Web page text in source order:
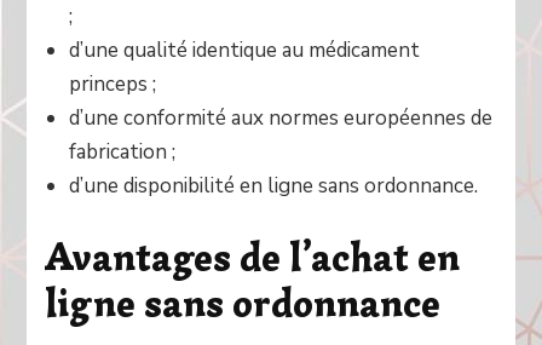
;
d’une qualité identique au médicament
princeps ;
d’une conformité aux normes européennes de
fabrication ;
d’une disponibilité en ligne sans ordonnance.
Avantages de l’achat en
ligne sans ordonnance